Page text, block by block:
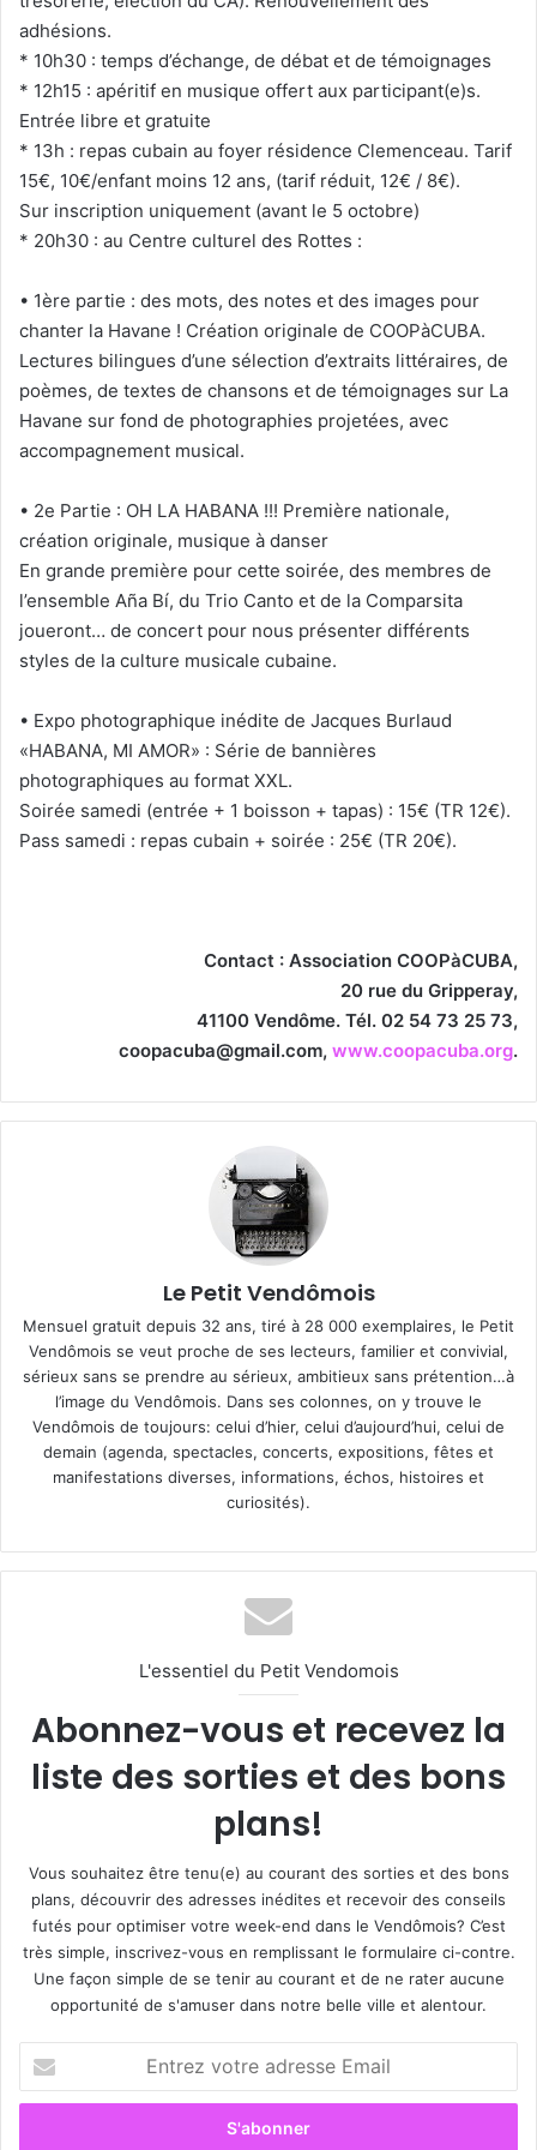
adhésions.
* 10h30 : temps d’échange, de débat et de témoignages
* 12h15 : apéritif en musique offert aux participant(e)s.
Entrée libre et gratuite
* 13h : repas cubain au foyer résidence Clemenceau. Tarif
15€, 10€/enfant moins 12 ans, (tarif réduit, 12€ / 8€).
Sur inscription uniquement (avant le 5 octobre)
* 20h30 : au Centre culturel des Rottes :
• 1ère partie : des mots, des notes et des images pour
chanter la Havane ! Création originale de COOPàCUBA.
Lectures bilingues d’une sélection d’extraits littéraires, de
poèmes, de textes de chansons et de témoignages sur La
Havane sur fond de photographies projetées, avec
accompagnement musical.
• 2e Partie : OH LA HABANA !!! Première nationale,
création originale, musique à danser
En grande première pour cette soirée, des membres de
l’ensemble Aña Bí, du Trio Canto et de la Comparsita
joueront… de concert pour nous présenter différents
styles de la culture musicale cubaine.
• Expo photographique inédite de Jacques Burlaud
«HABANA, MI AMOR» : Série de bannières
photographiques au format XXL.
Soirée samedi (entrée + 1 boisson + tapas) : 15€ (TR 12€).
Pass samedi : repas cubain + soirée : 25€ (TR 20€).
Contact : Association COOPàCUBA,
20 rue du Gripperay,
41100 Vendôme. Tél. 02 54 73 25 73,
coopacuba@gmail.com, www.coopacuba.org.
Le Petit Vendômois
Mensuel gratuit depuis 32 ans, tiré à 28 000 exemplaires, le Petit
Vendômois se veut proche de ses lecteurs, familier et convivial,
sérieux sans se prendre au sérieux, ambitieux sans prétention…à
l’image du Vendômois. Dans ses colonnes, on y trouve le
Vendômois de toujours: celui d’hier, celui d’aujourd’hui, celui de
demain (agenda, spectacles, concerts, expositions, fêtes et
manifestations diverses, informations, échos, histoires et
curiosités).
L'essentiel du Petit Vendomois
Abonnez-vous et recevez la
liste des sorties et des bons
plans!
Vous souhaitez être tenu(e) au courant des sorties et des bons
plans, découvrir des adresses inédites et recevoir des conseils
futés pour optimiser votre week-end dans le Vendômois? C’est
très simple, inscrivez-vous en remplissant le formulaire ci-contre.
Une façon simple de se tenir au courant et de ne rater aucune
opportunité de s'amuser dans notre belle ville et alentour.
t